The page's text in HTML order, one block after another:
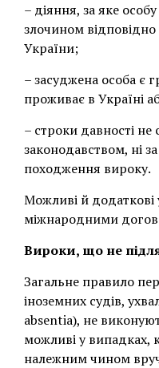
– діяння, за яке
злочином
України;
– засуджена особа є
проживає в Україні
– строки давності не
законодавством, ні
походження вироку.
Можливі й додаткові
міжнародними
Вироки, що не
Загальне правило
іноземних судів,
absentia), не
можливі у випадках,
належним чином